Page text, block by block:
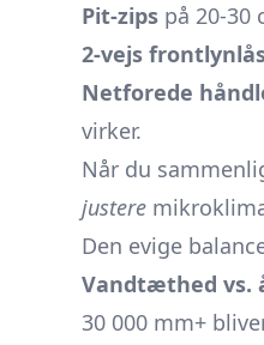
Pit-zips på 20-
2-vejs
Netforede
virker.
Når du
justere
Den evige
Vandtæthed vs.
30 000 mm+